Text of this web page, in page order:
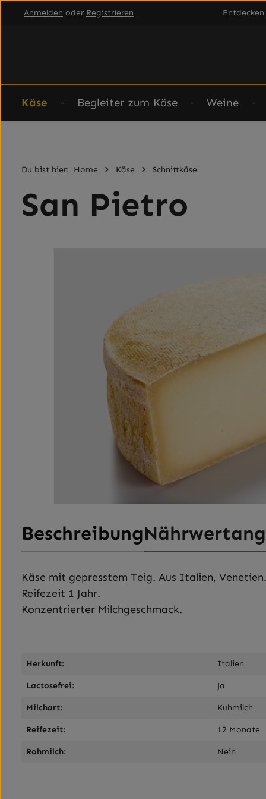
Hauptinhalt springen
Zur Hauptnavigation springen
Anmelden oder Registrieren
Käse Begleiter zum Käse Weine
Du bist hier: Home Käse Schnittkäse
San Pietro
Beschreibung
Käse mit gepresstem Teig. Aus Italien, Venetien.
Reifezeit 1 Jahr.
Konzentrierter Milchgeschmack.
Herkunft: Italien
Lactosefrei: Ja
Milchart: Kuhmilch
Reifezeit: 12 Monate
Rohmilch: Nein